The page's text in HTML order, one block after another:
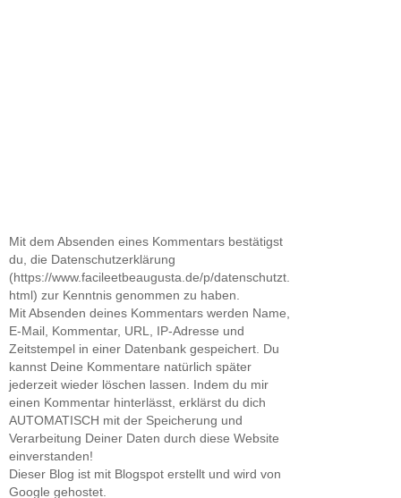
Mit dem Absenden eines Kommentars bestätigst
du, die Datenschutzerklärung
(https://www.facileetbeaugusta.de/p/datenschutzt.
html) zur Kenntnis genommen zu haben.
Mit Absenden deines Kommentars werden Name,
E-Mail, Kommentar, URL, IP-Adresse und
Zeitstempel in einer Datenbank gespeichert. Du
kannst Deine Kommentare natürlich später
jederzeit wieder löschen lassen. Indem du mir
einen Kommentar hinterlässt, erklärst du dich
AUTOMATISCH mit der Speicherung und
Verarbeitung Deiner Daten durch diese Website
einverstanden!
Dieser Blog ist mit Blogspot erstellt und wird von
Google gehostet.